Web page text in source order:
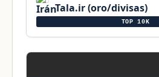
Tala.ir (oro/divisas)
TOP 10K